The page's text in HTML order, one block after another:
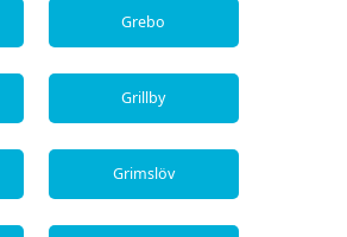
Grebo
Grillby
Grimslöv